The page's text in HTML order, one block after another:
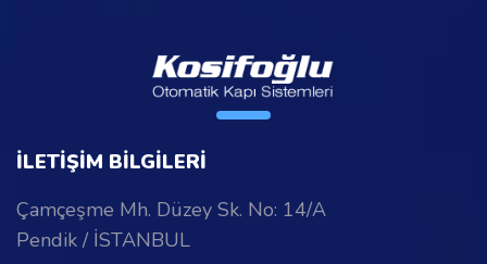
İLETİŞİM BİLGİLERİ
Çamçeşme Mh. Düzey Sk. No: 14/A
Pendik / İSTANBUL